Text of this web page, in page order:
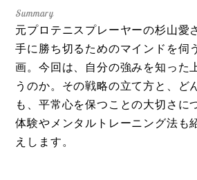
元プロテニスプレーヤーの杉山愛
手に勝ち切るためのマインドを伺
画。今回は、自分の強みを知った
うのか。その戦略の立て方と、ど
も、平常心を保つことの大切さに
体験やメンタルトレーニング法も
えします。